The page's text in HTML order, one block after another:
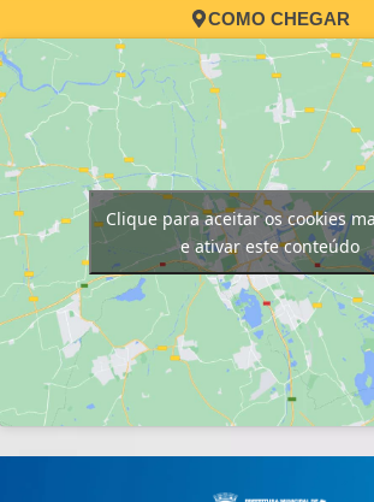
COMO CHEGAR
Clique para aceitar os cookies
e ativar este conteúdo